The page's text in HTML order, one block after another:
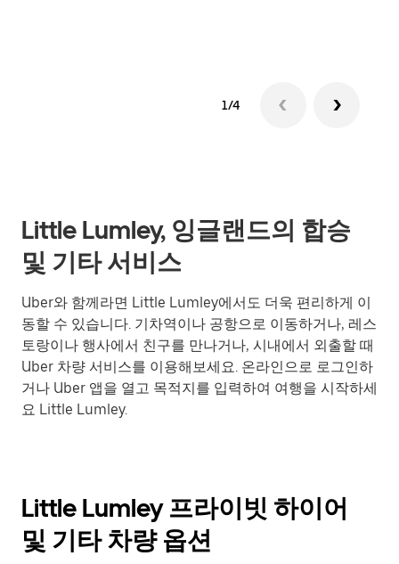
1/4
Little Lumley, 잉글랜드의 합승
및 기타 서비스
Uber와 함께라면 Little Lumley에서도 더욱 편리하게 이
동할 수 있습니다. 기차역이나 공항으로 이동하거나, 레스
토랑이나 행사에서 친구를 만나거나, 시내에서 외출할 때
Uber 차량 서비스를 이용해보세요. 온라인으로 로그인하
거나 Uber 앱을 열고 목적지를 입력하여 여행을 시작하세
요 Little Lumley.
Little Lumley 프라이빗 하이어
및 기타 차량 옵션